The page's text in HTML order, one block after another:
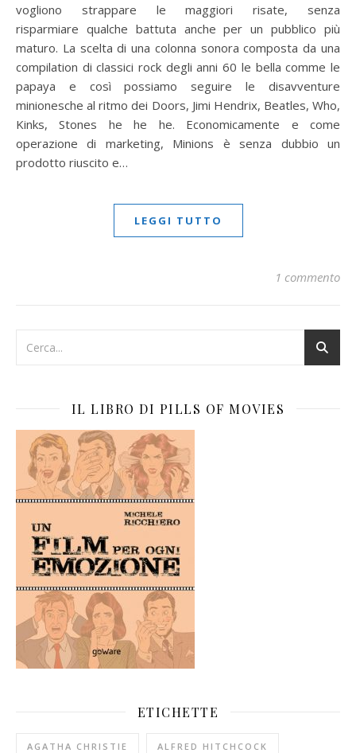
vogliono strappare le maggiori risate, senza
risparmiare qualche battuta anche per un pubblico più
maturo. La scelta di una colonna sonora composta da una
compilation di classici rock degli anni 60 le bella comme le
papaya e così possiamo seguire le disavventure
minionesche al ritmo dei Doors, Jimi Hendrix, Beatles, Who,
Kinks, Stones he he he. Economicamente e come
operazione di marketing, Minions è senza dubbio un
prodotto riuscito e…
LEGGI TUTTO
1 commento
IL LIBRO DI PILLS OF MOVIES
ETICHETTE
AGATHA CHRISTIE ALFRED HITCHCOCK